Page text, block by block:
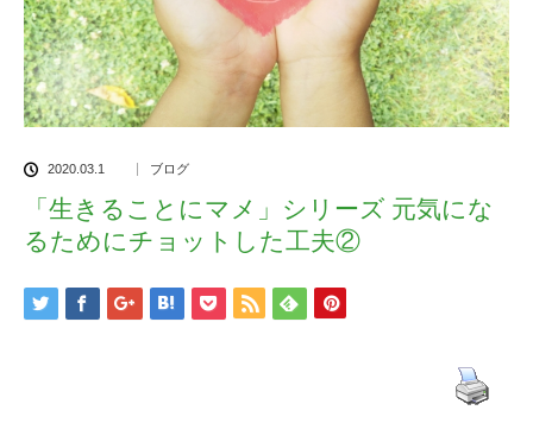
2020.03.1 ブログ
「生きることにマメ」シリーズ 元気にな
るためにチョットした工夫②